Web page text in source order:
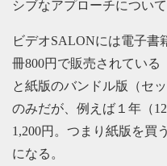
シブなアプローチについて
ビデオSALONには電子書
冊800円で販売されている
と紙版のバンドル版（セ
のみだが、例えば１年（
1,200円。つまり紙版を買
になる。